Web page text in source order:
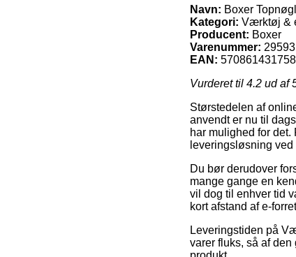
Navn: Boxer
Kategori: Værktøj &
Producent: Boxer
Varenummer: 29593
EAN:
Vurderet til 4.2 ud af
Størstedelen af
anvendt er nu til
har mulighed for
leveringsløsning
Du bør derudover
mange gange en
vil dog til enhver tid
kort afstand af e-
Leveringstiden på
varer fluks, så af